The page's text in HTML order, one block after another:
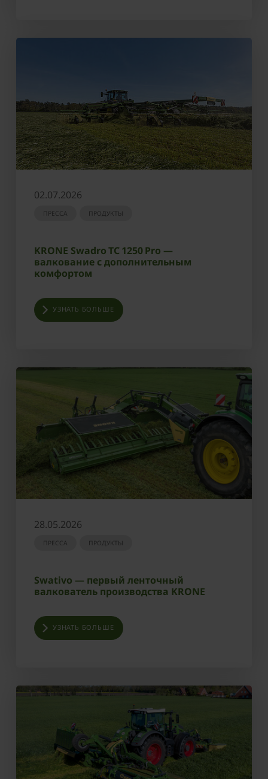
02.07.2026
ПРЕССА ПРОДУКТЫ
KRONE Swadro TC 1250 Pro —
валкование с дополнительным
комфортом
УЗНАТЬ БОЛЬШЕ
28.05.2026
ПРЕССА ПРОДУКТЫ
Swativo — первый ленточный
валкователь производства KRONE
УЗНАТЬ БОЛЬШЕ